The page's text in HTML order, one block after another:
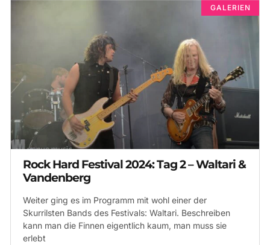
GALERIEN
Rock Hard Festival 2024: Tag 2 – Waltari &
Vandenberg
Weiter ging es im Programm mit wohl einer der
Skurrilsten Bands des Festivals: Waltari. Beschreiben
kann man die Finnen eigentlich kaum, man muss sie
erlebt